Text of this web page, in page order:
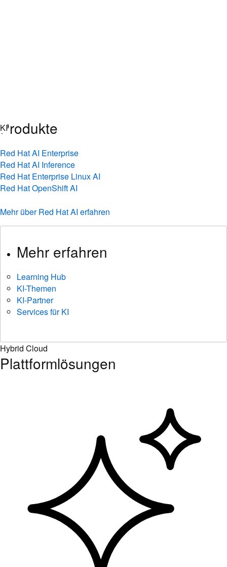
Produkte
Red Hat AI Enterprise
Red Hat AI Inference
Red Hat Enterprise Linux AI
Red Hat OpenShift AI
Mehr über Red Hat AI erfahren
Mehr erfahren
Learning Hub
KI-Themen
KI-Partner
Services für KI
Hybrid Cloud
Plattformlösungen